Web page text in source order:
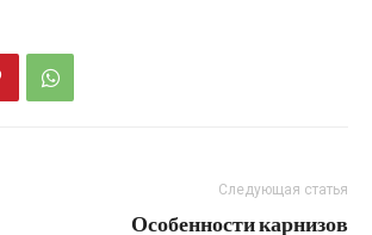
Следующая статья
Особенности карнизов